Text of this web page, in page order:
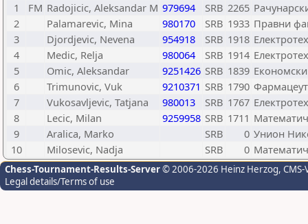
1
FM Radojicic, Aleksandar M 979694 SRB 2265
2
Palamarevic, Mina 980170 SRB 1933 Правни
3
Djordjevic, Nevena 954918 SRB 1918
4
Medic, Relja 980064 SRB 1914
5
Omic, Aleksandar 9251426 SRB 1839
6
Trimunovic, Vuk 9210371 SRB 1790
7
Vukosavljevic, Tatjana 980013 SRB 1767
8
Lecic, Milan 9259958 SRB 1711
9
Aralica, Marko SRB 0 Унион
10
Milosevic, Nadja SRB 0
Chess-Tournament-Results-Server© 2006-2026 Heinz Herzog,
Legal details/Terms of use